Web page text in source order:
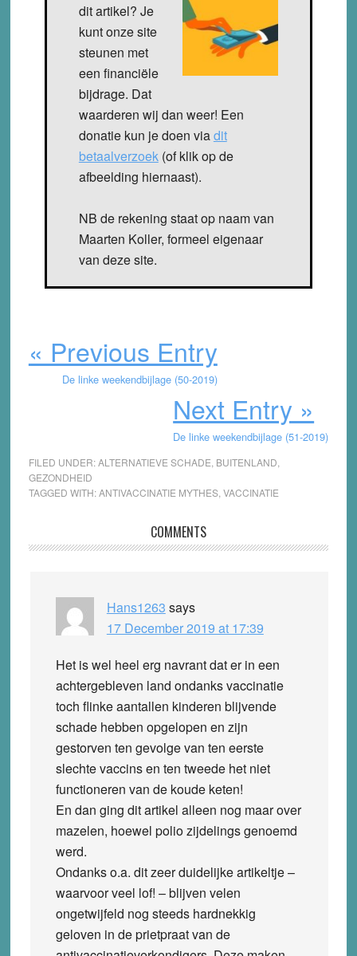
dit artikel? Je
kunt onze site
steunen met
een financiële
bijdrage. Dat
waarderen wij dan weer! Een
donatie kun je doen viadit
betaalverzoek(of klik op de
afbeelding hiernaast).
NB de rekening staat op naam van
Maarten Koller, formeel eigenaar
van deze site.
« Previous Entry
De linke weekendbijlage (50-2019)
Next Entry »
De linke weekendbijlage (51-2019)
FILED UNDER:ALTERNATIEVE SCHADE BUITENLAND
GEZONDHEID
TAGGED WITH:ANTIVACCINATIE MYTHES, VACCINATIE
Interactions
COMMENTS
Hans1263 says
17 December 2019 at 17:39
Het is wel heel erg navrant dat er in een
achtergebleven land ondanks vaccinatie
toch flinke aantallen kinderen blijvende
schade hebben opgelopen en zijn
gestorven ten gevolge van ten eerste
slechte vaccins en ten tweede het niet
functioneren van de koude keten!
En dan ging dit artikel alleen nog maar over
mazelen, hoewel polio zijdelings genoemd
werd.
Ondanks o.a. dit zeer duidelijke artikeltje –
waarvoor veel lof! – blijven velen
ongetwijfeld nog steeds hardnekkig
geloven in de prietpraat van de